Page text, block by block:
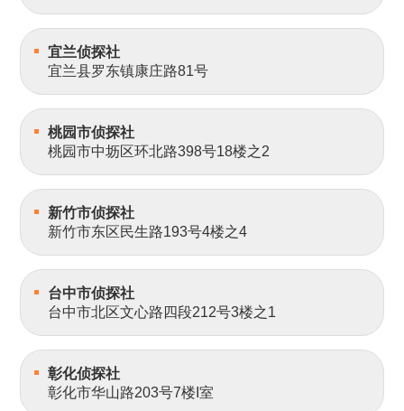
宜兰侦探社
宜兰县罗东镇康庄路81号
桃园市侦探社
桃园市中坜区环北路398号18楼之2
新竹市侦探社
新竹市东区民生路193号4楼之4
台中市侦探社
台中市北区文心路四段212号3楼之1
彰化侦探社
彰化市华山路203号7楼I室